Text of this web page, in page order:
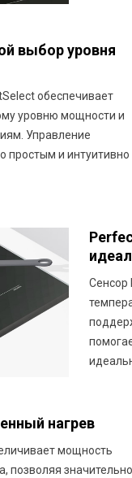
выбор уровня
обеспечивает
уровню мощности и
Управление
простым и интуитивно
Сенсор
нагрев
мощность
позволяя значительно